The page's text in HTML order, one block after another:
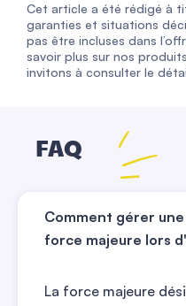
Cet article a été rédigé à
garanties et situations
pas être incluses dans
savoir plus sur nos
invitons à consulter le
FAQ
Comment gérer
force majeure lors
La force majeure